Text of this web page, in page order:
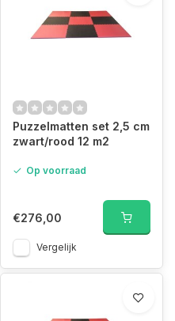
Puzzelmatten set 2,5 cm
zwart/rood 12 m2
Op voorraad
€276,00
Vergelijk